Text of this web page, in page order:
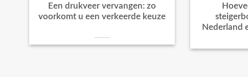
Een drukveer vervangen: zo
voorkomt u een verkeerde keuze
Nederland